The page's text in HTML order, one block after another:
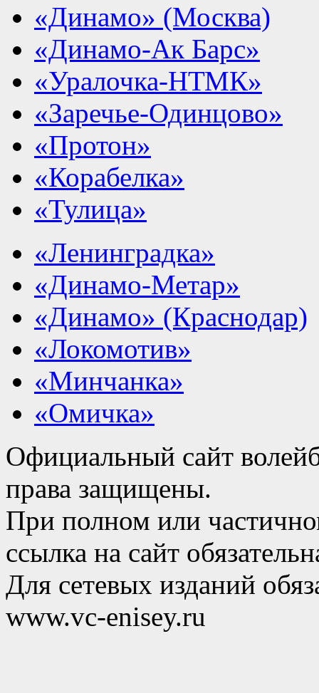
«Динамо» (Москва)
«Динамо-Ак Барс»
«Уралочка-НТМК»
«Заречье-Одинцово»
«Протон»
«Корабелка»
«Тулица»
«Ленинградка»
«Динамо-Метар»
«Динамо» (Краснодар)
«Локомотив»
«Минчанка»
«Омичка»
Официальный сайт
права защищены.
При полном или
ссылка на сайт
Для сетевых изданий
www.vc-enisey.ru